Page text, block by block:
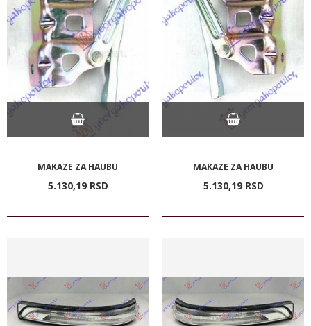
MAKAZE ZA HAUBU
5.130,19 RSD
MAKAZE ZA HAUBU
5.130,19 RSD